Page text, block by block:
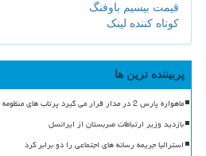
قیمت بیسیم باوفنگ
کوتاه کننده لینک
پربیننده ترین ها
ماهواره پارس 2 در مدار قرار می گیرد پرتاب های منظومه سلیمانی در1405
بازدید وزیر ارتباطات صربستان از ایرانسل
استرالیا جریمه رسانه های اجتماعی را دو برابر کرد